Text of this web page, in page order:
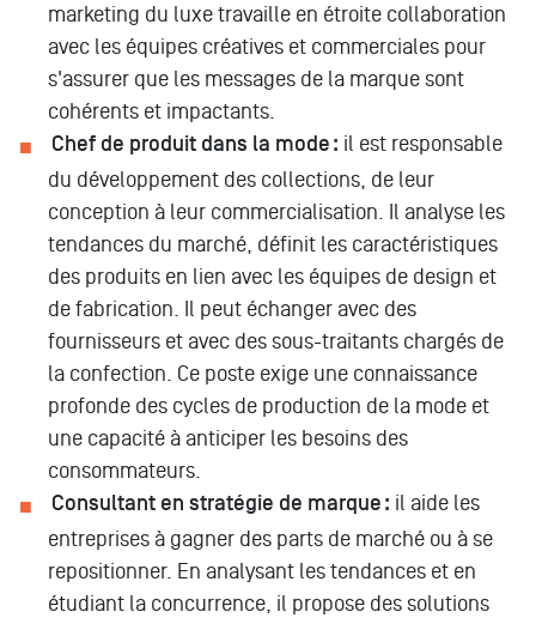
marketing du luxe travaille en étroite collaboration
avec les équipes créatives et commerciales pour
s'assurer que les messages de la marque sont
cohérents et impactants.
Chef de produit dans la mode : il est responsable
du développement des collections, de leur
conception à leur commercialisation. Il analyse les
tendances du marché, définit les caractéristiques
des produits en lien avec les équipes de design et
de fabrication. Il peut échanger avec des
fournisseurs et avec des sous-traitants chargés de
la confection. Ce poste exige une connaissance
profonde des cycles de production de la mode et
une capacité à anticiper les besoins des
consommateurs.
Consultant en stratégie de marque : il aide les
entreprises à gagner des parts de marché ou à se
repositionner. En analysant les tendances et en
étudiant la concurrence, il propose des solutions